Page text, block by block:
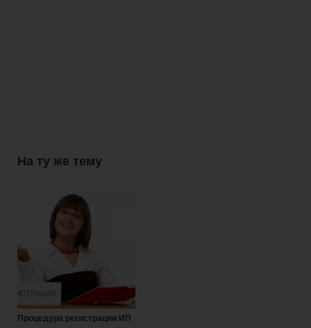
На ту же тему
Процедура регистрации ИП